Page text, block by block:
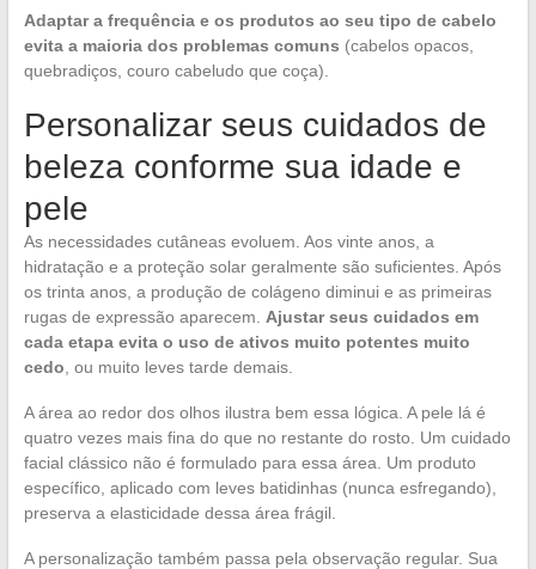
Adaptar a frequência e os produtos ao seu tipo de cabelo
evita a maioria dos problemas comuns (cabelos opacos,
quebradiços, couro cabeludo que coça).
Personalizar seus cuidados de
beleza conforme sua idade e
pele
As necessidades cutâneas evoluem. Aos vinte anos, a
hidratação e a proteção solar geralmente são suficientes. Após
os trinta anos, a produção de colágeno diminui e as primeiras
rugas de expressão aparecem. Ajustar seus cuidados em
cada etapa evita o uso de ativos muito potentes muito
cedo , ou muito leves tarde demais.
A área ao redor dos olhos ilustra bem essa lógica. A pele lá é
quatro vezes mais fina do que no restante do rosto. Um cuidado
facial clássico não é formulado para essa área. Um produto
específico, aplicado com leves batidinhas (nunca esfregando),
preserva a elasticidade dessa área frágil.
A personalização também passa pela observação regular. Sua